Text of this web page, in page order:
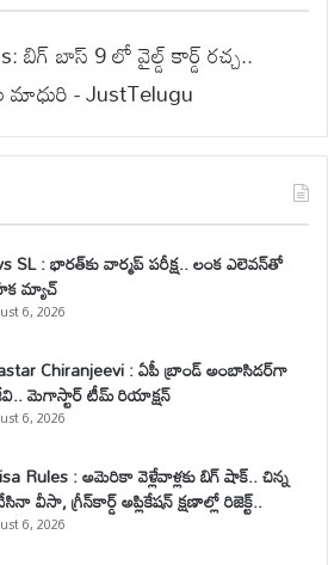
బిగ్ బాస్ 9 లో వైల్డ్ కార్డ్ రచ్చ..
మాధురి - JustTelugu
SL : భారత్‌కు వార్మప్ పరీక్ష.. లంక ఎలెవన్‌తో
మ్యాచ్
6, 2026
Chiranjeevi : ఏపీ బ్రాండ్ అంబాసిడర్‌గా
మెగాస్టార్ టీమ్ రియాక్షన్
6, 2026
Rules : అమెరికా వెళ్లేవాళ్లకు బిగ్ షాక్.. చిన్న
వీసా, గ్రీన్‌కార్డ్ అప్లికేషన్ క్షణాల్లో రిజెక్ట్..
6, 2026